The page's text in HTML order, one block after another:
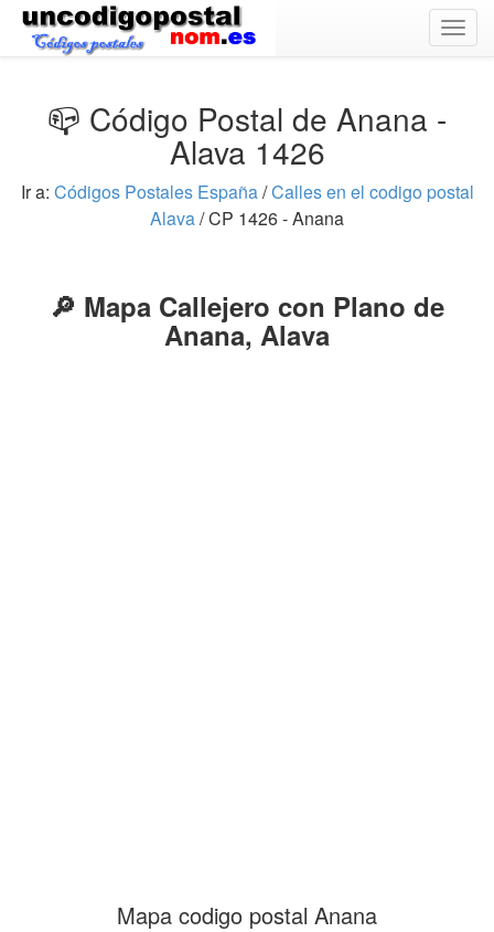
📪 Código Postal de Anana -
Alava 1426
Ir a: Códigos Postales España/Calles en el codigo postal
Alava/ CP 1426 - Anana
🔎 Mapa Callejero con Plano de
Anana, Alava
Mapa codigo postal Anana